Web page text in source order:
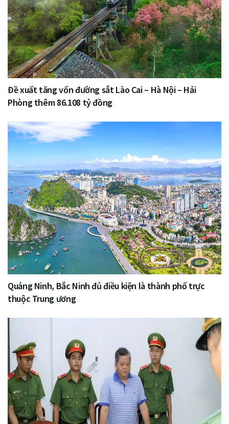
Đề xuất tăng vốn đường sắt Lào Cai – Hà Nội – Hải
Phòng thêm 86.108 tỷ đồng
Quảng Ninh, Bắc Ninh đủ điều kiện là thành phố trực
thuộc Trung ương